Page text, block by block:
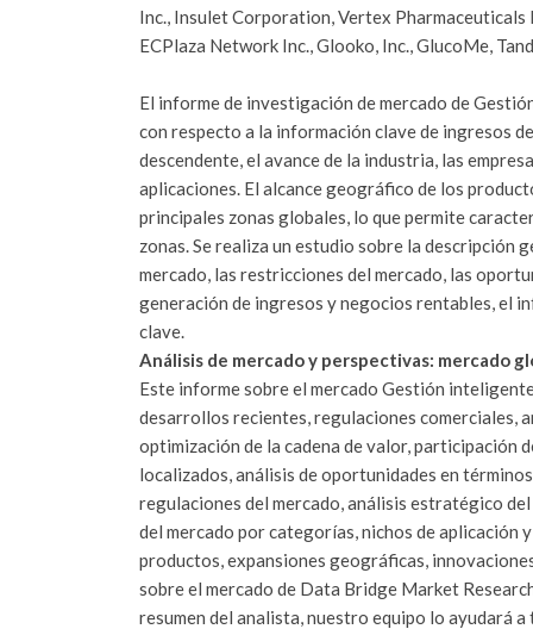
Inc., Insulet Corporation, Vertex
ECPlaza Network Inc., Glooko, Inc., GlucoMe,
El informe de investigación de mercado de
con respecto a la información clave de ingresos
descendente, el avance de la industria, las
aplicaciones. El alcance geográfico de los
principales zonas globales, lo que permite
zonas.Se realiza un estudio sobre la descripción
mercado, las restricciones del mercado, las
generación de ingresos y negocios rentables, el
clave.
Análisis de mercado y perspectivas: mercado
Este informe sobre el mercado Gestión
desarrollos recientes, regulaciones comerciales,
optimización de la cadena de valor, participación
localizados, análisis de oportunidades en
regulaciones del mercado, análisis estratégico
del mercado por categorías, nichos de aplicación
productos, expansiones geográficas,
sobre el mercado de Data Bridge Market
resumen del analista, nuestro equipo lo ayudará